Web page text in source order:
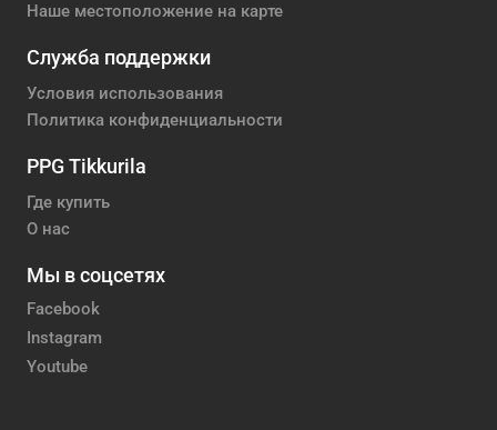
Наше местоположение на карте
Служба поддержки
Условия использования
Политика конфиденциальности
PPG Tikkurila
Где купить
О нас
Мы в соцсетях
Facebook
Instagram
Youtube